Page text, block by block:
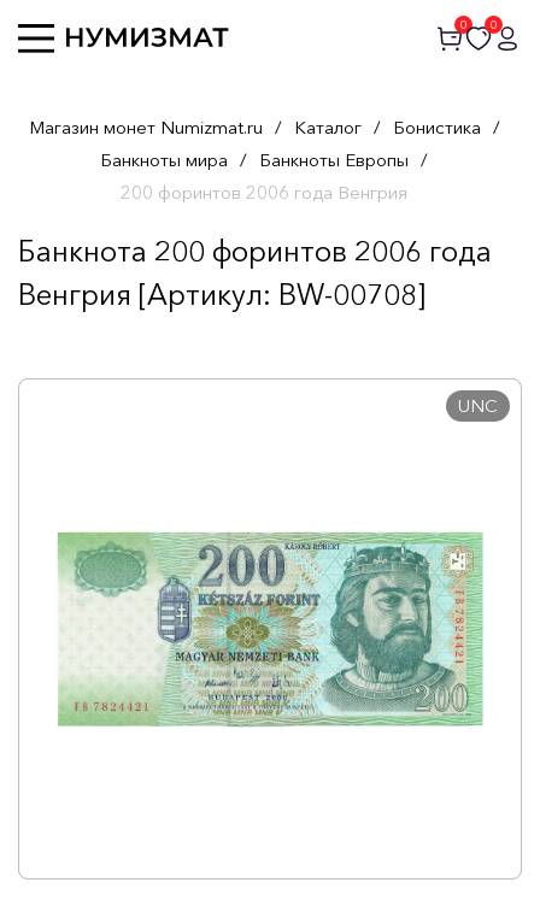
0 0
Магазин монет Numizmat.ru / Каталог / Бонистика /
Банкноты мира / Банкноты Европы /
200 форинтов 2006 года Венгрия
Банкнота 200 форинтов 2006 года
Венгрия [Артикул: BW-00708]
UNC